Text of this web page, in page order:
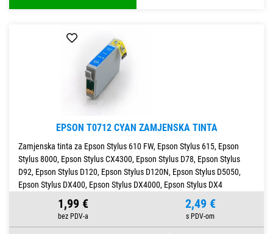
EPSON T0712 CYAN ZAMJENSKA TINTA
Zamjenska tinta za Epson Stylus 610 FW, Epson Stylus 615, Epson
Stylus 8000, Epson Stylus CX4300, Epson Stylus D78, Epson Stylus
D92, Epson Stylus D120, Epson Stylus D120N, Epson Stylus D5050,
Epson Stylus DX400, Epson Stylus DX4000, Epson Stylus DX4
1,99 € 2,49 €